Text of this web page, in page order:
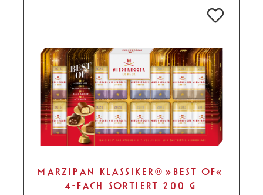
MARZIPAN KLASSIKER® »BEST OF«
4-FACH SORTIERT 200 G